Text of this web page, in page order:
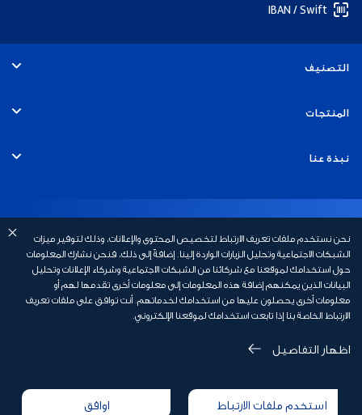
نحن نستخدم ملفات تعريف الارتباط لتخصيص المحتوى والإعلانات، وذلك لتوفير ميزات
الشبكات الاجتماعية وتحليل الزيارات الواردة إلينا. إضافةً إلى ذلك، فنحن نشارك المعلومات
حول استخدامك لموقعنا مع شركائنا من الشبكات الاجتماعية وشركاء الإعلانات وتحليل
البيانات الذين يمكنهم إضافة هذه المعلومات إلى معلومات أخرى تقدمها لهم أو
معلومات أخرى يحصلون عليها من استخدامك لخدماتهم. أنت توافق على ملفات تعريف
الارتباط الخاصة بنا إذا تابعت استخدامك لموقعنا الإلكتروني.
اظهار التفاصيل
اوافق
استخدم ملفات الارتباط
 2,500,000
الدفعة الشهرية
IBAN / Swift
التصنيف
الأفراد
الخدمات المصرفية الإسلامية
الخدمات المصرفية الخاصة
المنتجات
الحسابات
القروض
القروض العقارية
التأمين
نبذة عنا
التوظيف
الاستدامة
أخبار بنك أبوظبي الأول
علاقات المستثمرين
الاتصال والدعم
الخدمات المصرفية عبر الهاتف المتحرك
السلامة المالية
أسئلة وأجوبة
تقديم شكوى
روابط سريعة
رسوم الخدمات المصرفية الشخصية
حاسبة القروض
إعلان ملف تعريف الارتباط